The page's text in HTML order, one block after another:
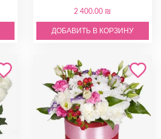
2 400.00 ₪
ДОБАВИТЬ В КОРЗИНУ